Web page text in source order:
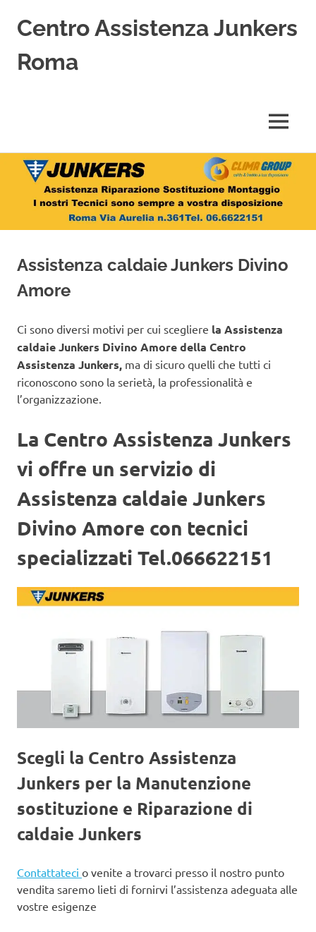
Salta
contenuto
Centro Assistenza Junkers
Roma
Riparazione,
Sostituzione,
Installazione
di
Junkers
Roma
MENU
Assistenza caldaie Junkers Divino
Amore
Ci sono diversi motivi per cui scegliere la Assistenza
caldaie Junkers Divino Amore della Centro
Assistenza Junkers, ma di sicuro quelli che tutti ci
riconoscono sono la serietà, la professionalità e
l’organizzazione.
La Centro Assistenza Junkers
vi offre un servizio di
Assistenza caldaie Junkers
Divino Amore con tecnici
specializzati Tel.066622151
Scegli la Centro Assistenza
Junkers per la Manutenzione
sostituzione e Riparazione di
caldaie Junkers
Contattateci o venite a trovarci presso il nostro punto
vendita saremo lieti di fornirvi l’assistenza adeguata alle
vostre esigenze